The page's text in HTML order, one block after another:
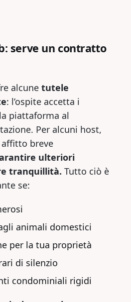
serve un contratto
alcune tutele
: l’ospite accetta i
piattaforma al
Per alcuni host,
breve
ulteriori
tranquillità. Tutto ciò è
se:
animali domestici
per la tua proprietà
di silenzio
condominiali rigidi